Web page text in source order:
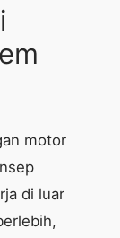
motor
di luar